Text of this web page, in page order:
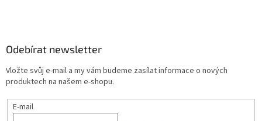
Odebírat newsletter
Vložte svůj e-mail a my vám budeme zasílat informace o nových
produktech na našem e-shopu.
E-mail